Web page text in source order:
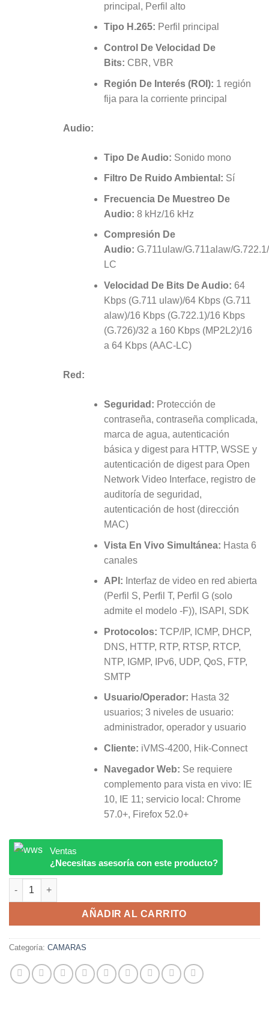
principal, Perfil alto
Tipo H.265: Perfil principal
Control De Velocidad De
Bits: CBR, VBR
Región De Interés (ROI): 1 región
fija para la corriente principal
Audio:
Tipo De Audio: Sonido mono
Filtro De Ruido Ambiental: Sí
Frecuencia De Muestreo De
Audio: 8 kHz/16 kHz
Compresión De
Audio: G.711ulaw/G.711alaw/
LC
Velocidad De Bits De Audio: 64
Kbps (G.711 ulaw)/64 Kbps (G.711
alaw)/16 Kbps (G.722.1)/16 Kbps
(G.726)/32 a 160 Kbps (MP2L2)/16
a 64 Kbps (AAC-LC)
Red:
Seguridad: Protección de
contraseña, contraseña complicada,
marca de agua, autenticación
básica y digest para HTTP, WSSE y
autenticación de digest para Open
Network Video Interface, registro de
auditoría de seguridad,
autenticación de host (dirección
MAC)
Vista En Vivo Simultánea: Hasta 6
canales
API: Interfaz de video en red abierta
(Perfil S, Perfil T, Perfil G (solo
admite el modelo -F)), ISAPI, SDK
Protocolos: TCP/IP, ICMP, DHCP,
DNS, HTTP, RTP, RTSP, RTCP,
NTP, IGMP, IPv6, UDP, QoS, FTP,
SMTP
Usuario/Operador: Hasta 32
usuarios; 3 niveles de usuario:
administrador, operador y usuario
Cliente: iVMS-4200, Hik-Connect
Navegador Web: Se requiere
complemento para vista en vivo: IE
10, IE 11; servicio local: Chrome
57.0+, Firefox 52.0+
Ventas
¿Necesitas asesoría con este producto?
DS-2CD1023G2-LIU HIKVISION cantidad
AÑADIR AL CARRITO
Categoría: CAMARAS